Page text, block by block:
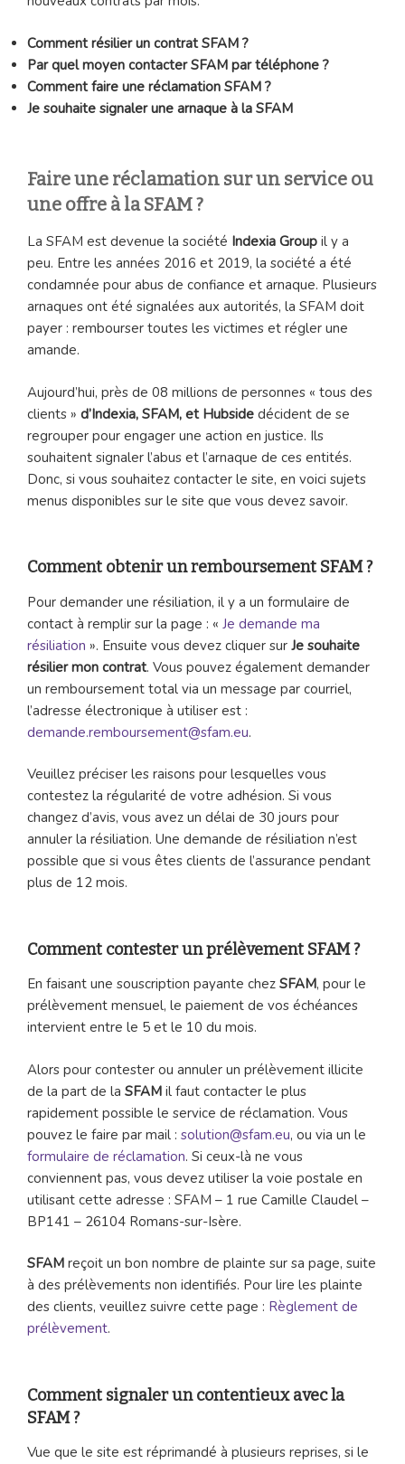
Comment résilier un contratSFAM ?
Par quel moyen contacterSFAM par téléphone ?
Comment faire une réclamation SFAM ?
Je souhaite signaler une arnaque à la SFAM
Faire une réclamation sur un service ou
une offre à la SFAM ?
La SFAM est devenue la société Indexia Group il y a
peu. Entre les années 2016 et 2019, la société a été
condamnée pour abus de confiance et arnaque. Plusieurs
arnaques ont été signalées aux autorités, la SFAM doit
payer : rembourser toutes les victimes et régler une
amande.
Aujourd’hui, près de 08 millions de personnes « tous des
clients » d’Indexia, SFAM, et Hubside décident de se
regrouper pour engager une action en justice. Ils
souhaitent signaler l’abus et l’arnaque de ces entités.
Donc, si vous souhaitez contacter le site, en voici sujets
menus disponibles sur le site que vous devez savoir.
Comment obtenir un remboursement SFAM ?
Pour demander une résiliation, il y a un formulaire de
contact à remplir sur la page : « Je demande ma
résiliation ». Ensuite vous devez cliquer sur Je souhaite
résilier mon contrat. Vous pouvez également demander
un remboursement total via un message par courriel,
l’adresse électronique à utiliser est :
demande.remboursement@sfam.eu.
Veuillez préciser les raisons pour lesquelles vous
contestez la régularité de votre adhésion. Si vous
changez d’avis, vous avez un délai de 30 jours pour
annuler la résiliation. Une demande de résiliation n’est
possible que si vous êtes clients de l’assurance pendant
plus de 12 mois.
Comment contester un prélèvement SFAM ?
En faisant une souscription payante chez SFAM, pour le
prélèvement mensuel, le paiement de vos échéances
intervient entre le 5 et le 10 du mois.
Alors pour contester ou annuler un prélèvement illicite
de la part de la SFAM il faut contacter le plus
rapidement possible le service de réclamation. Vous
pouvez le faire par mail : solution@sfam.eu, ou via un le
formulaire de réclamation. Si ceux-là ne vous
conviennent pas, vous devez utiliser la voie postale en
utilisant cette adresse : SFAM – 1 rue Camille Claudel –
BP141 – 26104 Romans-sur-Isère.
SFAM reçoit un bon nombre de plainte sur sa page, suite
à des prélèvements non identifiés. Pour lire les plainte
des clients, veuillez suivre cette page : Règlement de
prélèvement.
Comment signaler un contentieux avec la
SFAM ?
Vue que le site est réprimandé à plusieurs reprises, si le